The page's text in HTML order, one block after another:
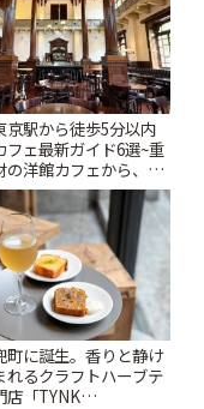
京駅から徒歩5分以内
ェ最新ガイド6選~重
の洋館カフェから、改
レトロ喫茶まで~ | こと
町に誕生。香りと静け
れるクラフトハーブテ
店「TYNK